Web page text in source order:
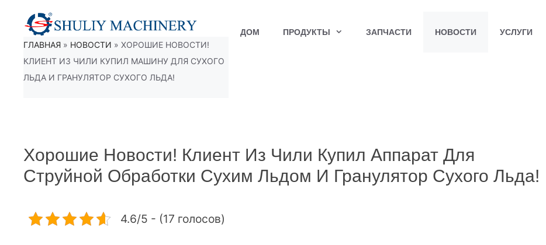
содержимому
ДОМ ПРОДУКТЫ ЗАПЧАСТИ НОВОСТИ УСЛУГИ
ГЛАВНАЯ » НОВОСТИ » ХОРОШИЕ НОВОСТИ!
КЛИЕНТ ИЗ ЧИЛИ КУПИЛ МАШИНУ ДЛЯ СУХОГО
ЛЬДА И ГРАНУЛЯТОР СУХОГО ЛЬДА!
Хорошие Новости! Клиент Из Чили Купил Аппарат Для
Струйной Обработки Сухим Льдом И Гранулятор Сухого Льда!
4.6/5 - (17 голосов)